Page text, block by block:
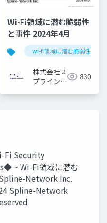
Wi-Fi領域に潜む脆弱性
と事件 2024年4月
wi-fi領域に潜む脆弱性と事
株式会社ス
プライン・
830
Fi Security
~ Wi-Fi領域に潜む
Network Inc.
Spline-Network